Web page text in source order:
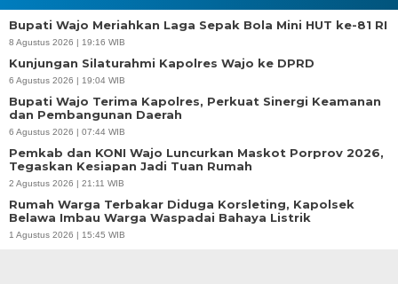
Bupati Wajo Meriahkan Laga Sepak Bola Mini HUT ke-81 RI
8 Agustus 2026 | 19:16 WIB
Kunjungan Silaturahmi Kapolres Wajo ke DPRD
6 Agustus 2026 | 19:04 WIB
Bupati Wajo Terima Kapolres, Perkuat Sinergi Keamanan
dan Pembangunan Daerah
6 Agustus 2026 | 07:44 WIB
Pemkab dan KONI Wajo Luncurkan Maskot Porprov 2026,
Tegaskan Kesiapan Jadi Tuan Rumah
2 Agustus 2026 | 21:11 WIB
Rumah Warga Terbakar Diduga Korsleting, Kapolsek
Belawa Imbau Warga Waspadai Bahaya Listrik
1 Agustus 2026 | 15:45 WIB